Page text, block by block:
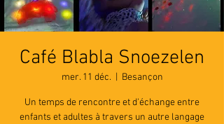
Café Blabla Snoezelen
mer. 11 déc. Besançon
Un temps de rencontre et d'échange entre
enfants et adultes à travers un autre langage